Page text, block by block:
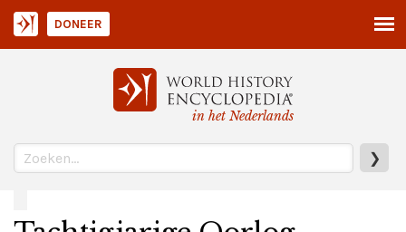
in het Nederlands
❯
DONEER